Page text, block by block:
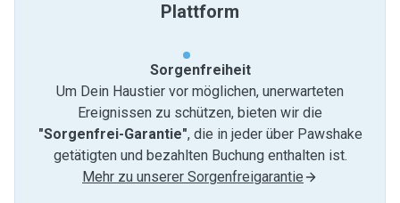
Plattform
Sorgenfreiheit
Um Dein Haustier vor möglichen, unerwarteten
Ereignissen zu schützen, bieten wir die
"Sorgenfrei-Garantie", die in jeder über Pawshake
getätigten und bezahlten Buchung enthalten ist.
Mehr zu unserer Sorgenfreigarantie